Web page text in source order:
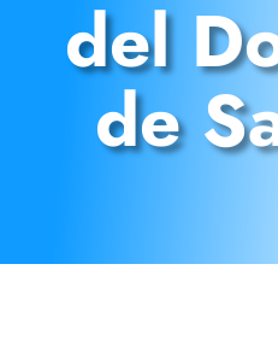
del
de